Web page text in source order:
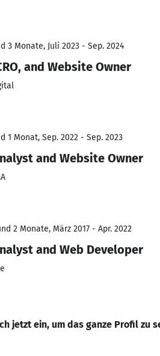
3 Monate, Juli 2023 - Sep. 2024
and Website Owner
1 Monat, Sep. 2022 - Sep. 2023
and Website Owner
2 Monate, März 2017 - Apr. 2022
and Web Developer
jetzt ein, um das ganze Profil zu